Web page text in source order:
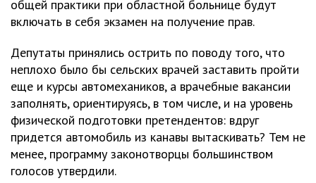
общей практики при областной больнице будут
включать в себя экзамен на получение прав.
Депутаты принялись острить по поводу того, что
неплохо было бы сельских врачей заставить пройти
еще и курсы автомехаников, а врачебные вакансии
заполнять, ориентируясь, в том числе, и на уровень
физической подготовки претендентов: вдруг
придется автомобиль из канавы вытаскивать? Тем не
менее, программу законотворцы большинством
голосов утвердили.